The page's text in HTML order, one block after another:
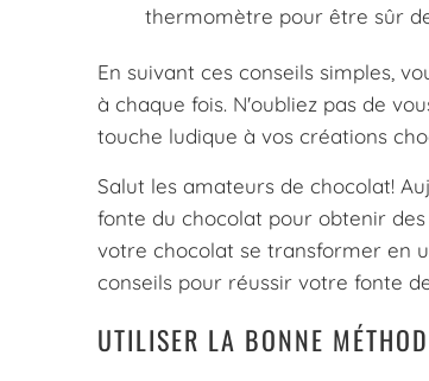
thermomètre pour être sûr
En suivant ces conseils simples,
à chaque fois. N'oubliez pas de
touche ludique à vos créations
Salut les amateurs de chocolat!
fonte du chocolat pour obtenir
votre chocolat se transformer en
conseils pour réussir votre fonte
UTILISER LA BONNE